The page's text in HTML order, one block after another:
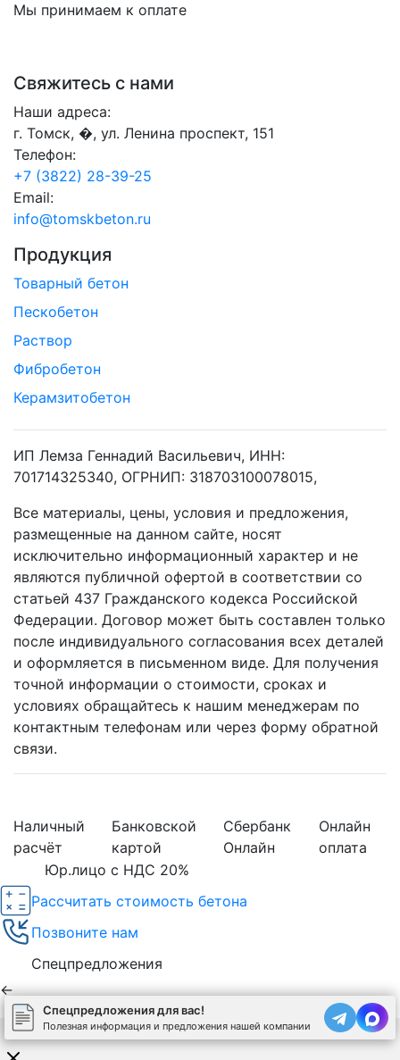
Мы принимаем к оплате
Свяжитесь с нами
Наши адреса:
г. Томск, �, ул. Ленина проспект, 151
Телефон:
+7 (3822) 28-39-25
Email:
info@tomskbeton.ru
Продукция
Товарный бетон
Пескобетон
Раствор
Фибробетон
Керамзитобетон
ИП Лемза Геннадий Васильевич, ИНН:
701714325340, ОГРНИП: 318703100078015,
Все материалы, цены, условия и предложения,
размещенные на данном сайте, носят
исключительно информационный характер и не
являются публичной офертой в соответствии со
статьей 437 Гражданского кодекса Российской
Федерации. Договор может быть составлен только
после индивидуального согласования всех деталей
и оформляется в письменном виде. Для получения
точной информации о стоимости, сроках и
условиях обращайтесь к нашим менеджерам по
контактным телефонам или через форму обратной
связи.
Наличный
расчёт
Банковской
картой
Сбербанк
Онлайн
Онлайн
оплата
Юр.лицо с НДС 20%
Спецпредложения для вас!
Полезная информация и предложения нашей компании
Рассчитать стоимость бетона
Позвоните нам
Спецпредложения
←
Используя сайт, вы соглашаетесь на обработку cookies